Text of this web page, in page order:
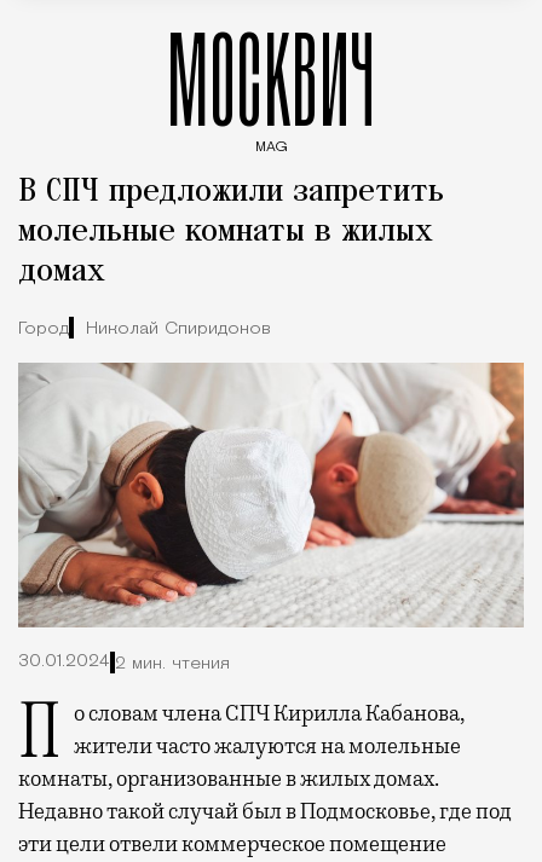
МОСКВИЧ
MAG
В СПЧ предложили запретить
молельные комнаты в жилых
домах
Город Николай Спиридонов
30.01.2024 2 мин. чтения
По словам члена СПЧ Кирилла Кабанова, жители часто жалуются на молельные
комнаты, организованные в жилых домах.
Недавно такой случай был в Подмосковье, где под
эти цели отвели коммерческое помещение